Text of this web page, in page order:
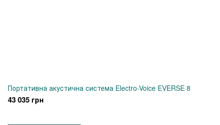
Портативна акустична система Electro-Voice EVERSE 8
43 035 грн